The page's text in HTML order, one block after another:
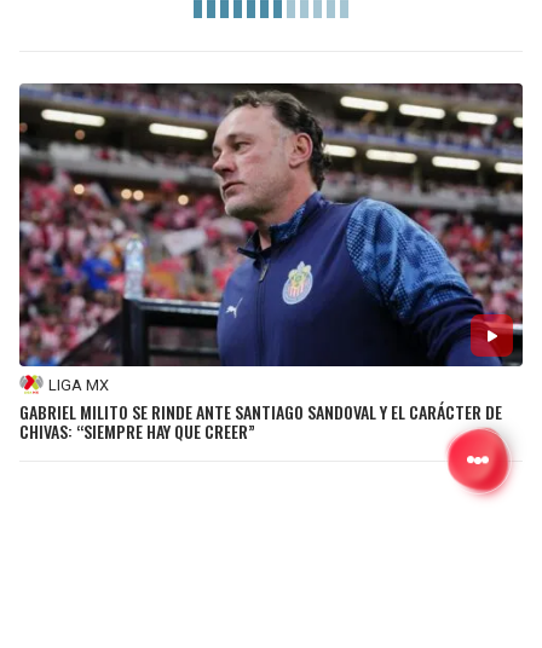
LIGA MX
GABRIEL MILITO SE RINDE ANTE SANTIAGO SANDOVAL Y EL CARÁCTER DE
CHIVAS: “SIEMPRE HAY QUE CREER”